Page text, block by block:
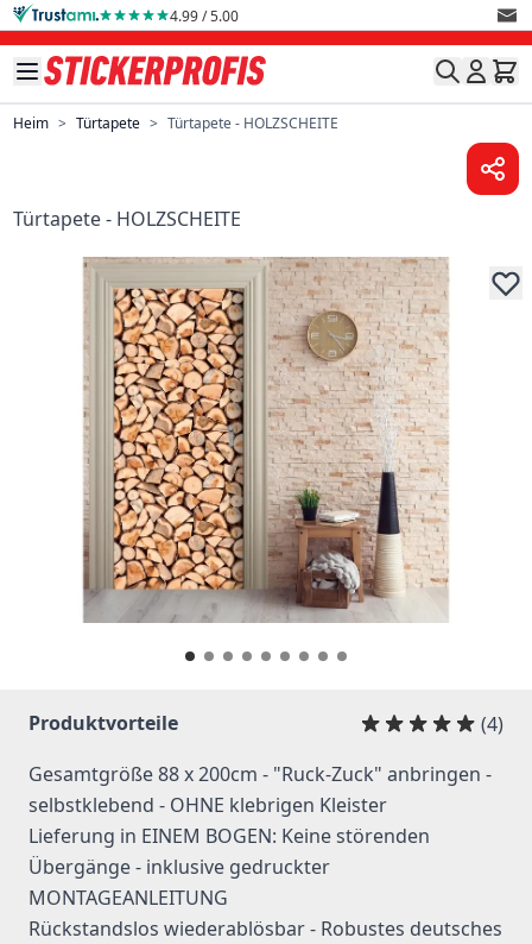
Direkt zum Inhalt 4.99 / 5.00
Heim > Türtapete > Türtapete - HOLZSCHEITE
Türtapete - HOLZSCHEITE
Produktvorteile
(4)
Gesamtgröße 88 x 200cm - "Ruck-Zuck" anbringen -
selbstklebend - OHNE klebrigen Kleister
Lieferung in EINEM BOGEN: Keine störenden
Übergänge - inklusive gedruckter
MONTAGEANLEITUNG
Rückstandslos wiederablösbar - Robustes deutsches